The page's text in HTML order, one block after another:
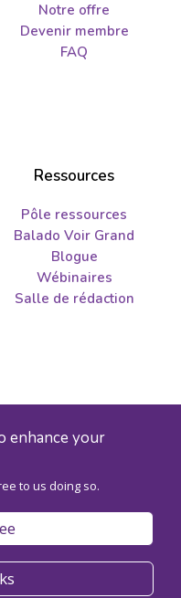
enhance your
to us doing so.
Notre offre
Devenir membre
FAQ
Ressources
Pôle ressources
Balado Voir Grand
Blogue
Wébinaires
Salle de rédaction
89241141RR0001
Plan du site